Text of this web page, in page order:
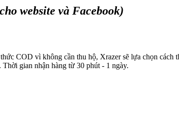
website và Facebook)
COD vì không cần thu hộ, Xrazer sẽ lựa chọn
gian nhận hàng từ 30 phút - 1 ngày.